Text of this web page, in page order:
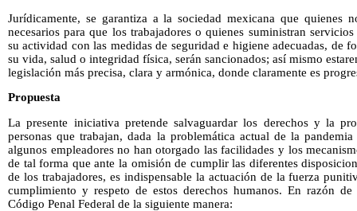
Jurídicamente, se garantiza a la sociedad mexicana que quienes
necesarios para que los trabajadores o quienes suministran
su actividad con las medidas de seguridad e higiene adecuadas, de
su vida, salud o integridad física, serán sancionados; así mismo
legislación más precisa, clara y armónica, donde claramente es
Propuesta
La presente iniciativa pretende salvaguardar los derechos y la
personas que trabajan, dada la problemática actual de la
algunos empleadores no han otorgado las facilidades y los
de tal forma que ante la omisión de cumplir las diferentes
de los trabajadores, es indispensable la actuación de la fuerza
cumplimiento y respeto de estos derechos humanos. En razón
Código Penal Federal de la siguiente manera: